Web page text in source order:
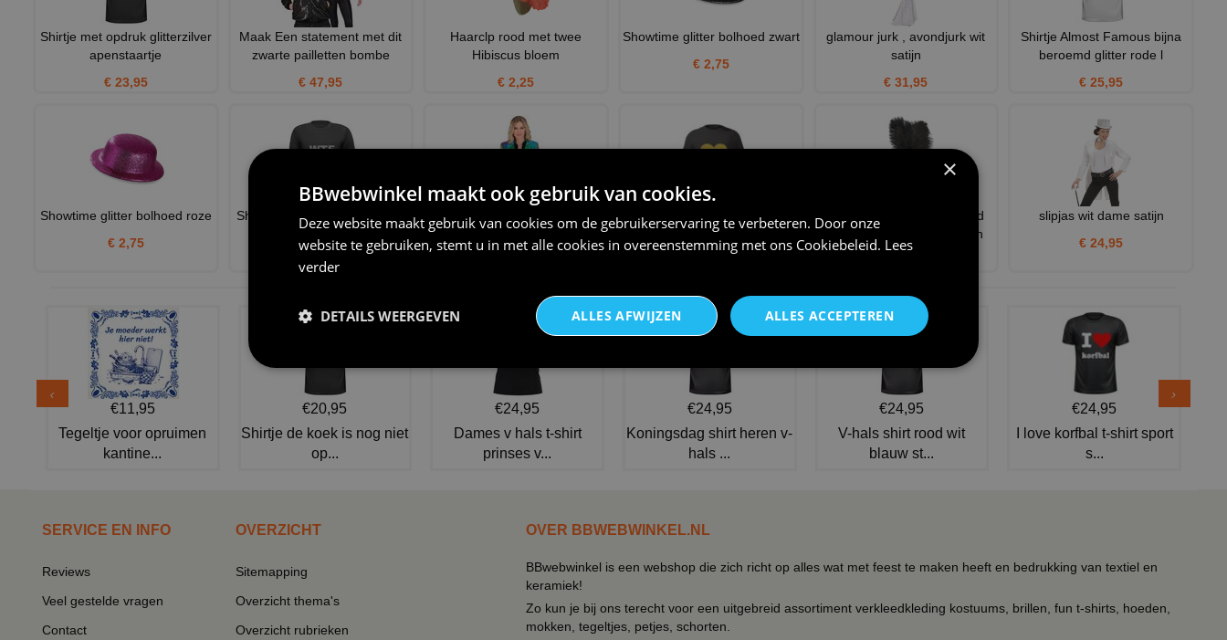
Shirtje met opdruk glitterzilver
apenstaartje
€ 23,95
Maak Een statement met dit
zwarte pailletten bombe
€ 47,95
Haarclp rood met twee
Hibiscus bloem
€ 2,25
Showtime glitter bolhoed zwart
€ 2,75
glamour jurk , avondjurk wit
satijn
€ 31,95
Shirtje Almost Famous bijna
beroemd glitter rode l
€ 25,95
Showtime glitter bolhoed roze
€ 2,75
Shirt WTF met glitter zilveren
€ 25,95
Ga voor origineel en
sprankelend met de ultieme ti
Unisex longsleeve met
glitteren gouden hart shine
1920s Pailleten Hoofdband
Goud Met Bloem En Veren
slipjas wit dame satijn
€ 24,95
€11,95
Tegeltje voor opruimen
kantine...
€20,95
Shirtje de koek is nog niet
op...
€24,95
Dames v hals t-shirt
prinses v...
€24,95
Koningsdag shirt heren v-
hals ...
€24,95
V-hals shirt rood wit
blauw st...
€24,95
I love korfbal t-shirt sport
s...
SERVICE EN INFO
Reviews
Veel gestelde vragen
Contact
OVERZICHT
Sitemapping
Overzicht thema's
Overzicht rubrieken
OVER BBWEBWINKEL.NL
BBwebwinkel is een webshop die zich richt op alles wat met feest te maken heeft en bedrukking van textiel en
keramiek!
Zo kun je bij ons terecht voor een uitgebreid assortiment verkleedkleding kostuums, brillen, fun t-shirts, hoeden,
mokken, tegeltjes, petjes, schorten.
×
BBwebwinkel maakt ook gebruik van cookies.
Deze website maakt gebruik van cookies om de gebruikerservaring te verbeteren. Door onze
website te gebruiken, stemt u in met alle cookies in overeenstemming met ons Cookiebeleid. Lees
verder
ALLES ACCEPTEREN
ALLES AFWIJZEN
DETAILS WEERGEVEN